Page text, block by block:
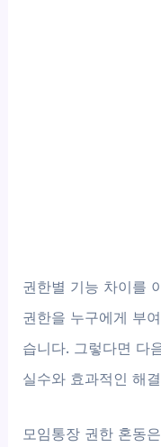
권한별 기능 차이를
권한을 누구에게 부
습니다. 그렇다면 다
실수와 효과적인 해
모임통장 권한 혼동